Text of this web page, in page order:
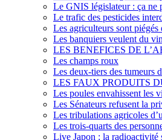
Le GNIS législateur : ça ne
Le trafic des pesticides
Les agriculteurs sont
Les banquiers veulent du
LES BENEFICES DE
Les champs roux
Les deux-tiers des tumeurs
LES FAUX PRODUITS
Les poules envahissent les
Les Sénateurs refusent la
Les tribulations agricoles
Les trois-quarts des
Live Japon : la radioactivité